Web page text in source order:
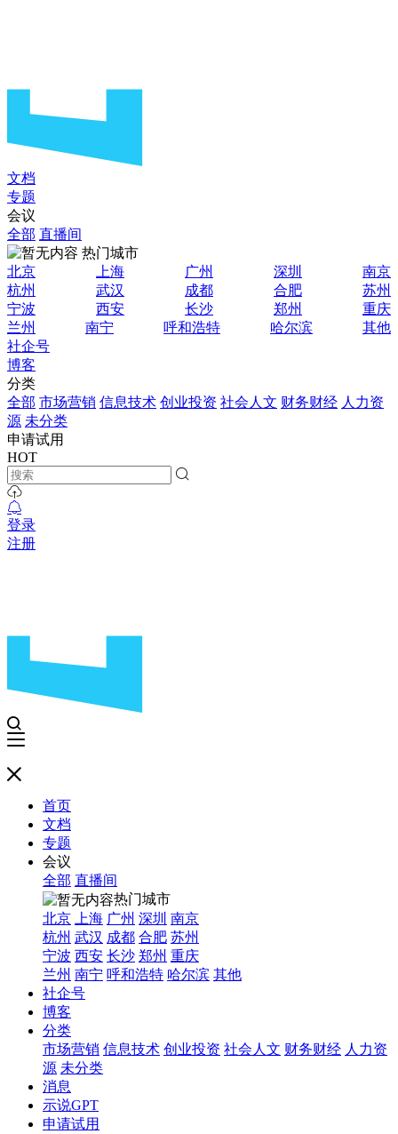
文档
专题
会议
全部 直播间
热门城市
北京
上海 广州 深圳
南京
杭州
武汉 成都 合肥
苏州
宁波
西安 长沙 郑州
重庆
兰州
南宁 呼和浩特 哈尔滨
其他
社企号
博客
分类
全部 市场营销 信息技术 创业投资 社会人文 财务财经 人力资
源 未分类
申请试用
HOT
登录
注册
首页
文档
专题
会议
全部 直播间
热门城市
北京
上海 广州 深圳 南京
杭州 武汉 成都 合肥 苏州
宁波 西安 长沙 郑州 重庆
兰州 南宁 呼和浩特 哈尔滨 其他
社企号
博客
分类
市场营销 信息技术 创业投资 社会人文 财务财经 人力资
源 未分类
消息
示说GPT
申请试用